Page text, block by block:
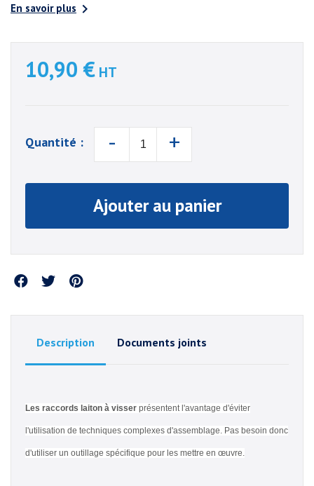
En savoir plus 
10,90 € HT
Quantité : - +
Ajouter au panier
Partager
Description Documents joints
Les raccords laiton à visser présentent l'avantage d'éviter
l'utilisation de techniques complexes d'assemblage. Pas besoin donc
d'utiliser un outillage spécifique pour les mettre en œuvre.